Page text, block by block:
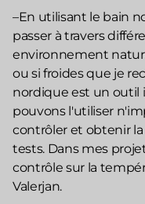
–En utilisant le bain
passer à travers
environnement
ou si froides que je
nordique est un outil
pouvons l'utiliser
contrôler et obtenir
tests. Dans mes
contrôle sur la
Valerjan.